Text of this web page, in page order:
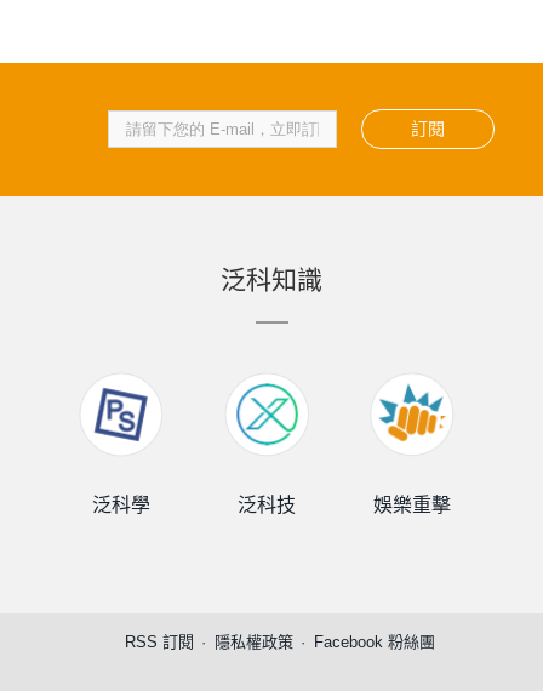
訂閱
泛科知識
泛科學 泛科技 娛樂重擊
RSS 訂閱 隱私權政策 Facebook 粉絲團